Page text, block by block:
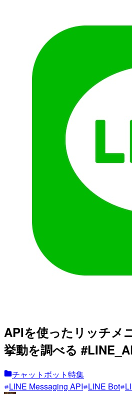
APIを使ったリッチメ
挙動を調べる
チャットボット特集
LINE Messaging API LINE Bot